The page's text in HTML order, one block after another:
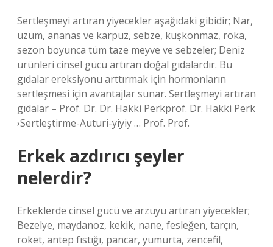
Sertleşmeyi artıran yiyecekler aşağıdaki gibidir; Nar,
üzüm, ananas ve karpuz, sebze, kuşkonmaz, roka,
sezon boyunca tüm taze meyve ve sebzeler; Deniz
ürünleri cinsel gücü artıran doğal gıdalardır. Bu
gıdalar ereksiyonu arttırmak için hormonların
sertleşmesi için avantajlar sunar. Sertleşmeyi artıran
gıdalar – Prof. Dr. Dr. Hakki Perkprof. Dr. Hakki Perk
›Sertleştirme-Auturi-yiyiy … Prof. Prof.
Erkek azdırıcı şeyler
nelerdir?
Erkeklerde cinsel gücü ve arzuyu artıran yiyecekler;
Bezelye, maydanoz, kekik, nane, fesleğen, tarçın,
roket, antep fıstığı, pancar, yumurta, zencefil,